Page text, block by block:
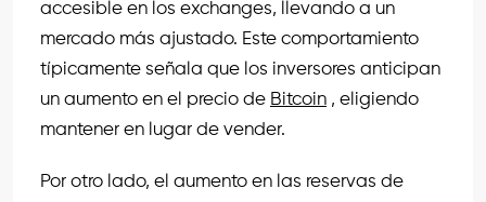
accesible en los exchanges, llevando a un
mercado más ajustado. Este comportamiento
típicamente señala que los inversores anticipan
un aumento en el precio de Bitcoin , eligiendo
mantener en lugar de vender.
Por otro lado, el aumento en las reservas de